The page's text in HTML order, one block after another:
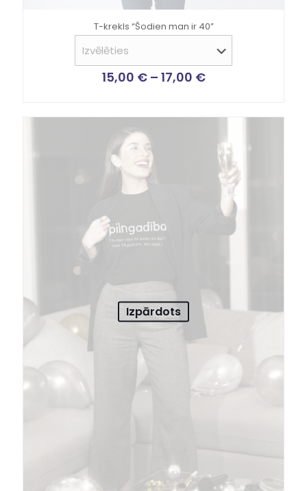
T-krekls “Šodien man ir 40”
15,00 € – 17,00 €
Izpārdots